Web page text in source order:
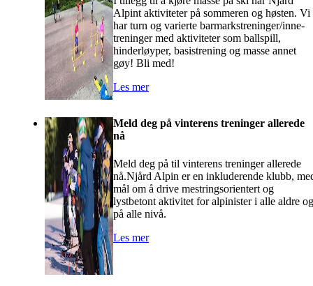
Alpint aktiviteter på sommeren og høsten. Vi
har turn og varierte barmarkstreninger/inne-
treninger med aktiviteter som ballspill,
hinderløyper, basistrening og masse annet
gøy! Bli med!
Les mer
Meld deg på vinterens treninger allerede
nå
Meld deg på til vinterens treninger allerede
nå.Njård Alpin er en inkluderende klubb,
mål om å drive mestringsorientert og
lystbetont aktivitet for alpinister i alle aldre og
på alle nivå.
Les mer